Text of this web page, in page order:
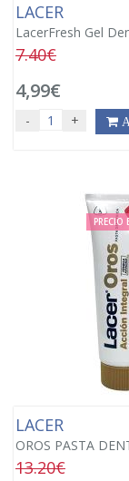
LACER
LacerFresh Gel
7.40€
4,99€
- +
PRECIO
LACER
OROS PASTA
13.20€